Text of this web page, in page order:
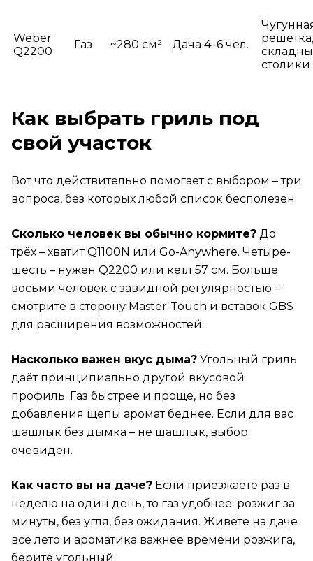
Weber
Q2200
Газ ~280 см² Дача 4–6 чел.
решётка,
столики
Как выбрать гриль под
свой участок
Вот что действительно помогает с выбором – три
вопроса, без которых любой список бесполезен.
Сколько человек вы обычно кормите? До
трёх – хватит Q1100N или Go-Anywhere. Четыре-
шесть – нужен Q2200 или кетл 57 см. Больше
восьми человек с завидной регулярностью –
смотрите в сторону Master-Touch и вставок GBS
для расширения возможностей.
Насколько важен вкус дыма? Угольный гриль
даёт принципиально другой вкусовой
профиль. Газ быстрее и проще, но без
добавления щепы аромат беднее. Если для вас
шашлык без дымка – не шашлык, выбор
очевиден.
Как часто вы на даче? Если приезжаете раз в
неделю на один день, то газ удобнее: розжиг за
минуты, без угля, без ожидания. Живёте на даче
всё лето и ароматика важнее времени розжига,
берите угольный.